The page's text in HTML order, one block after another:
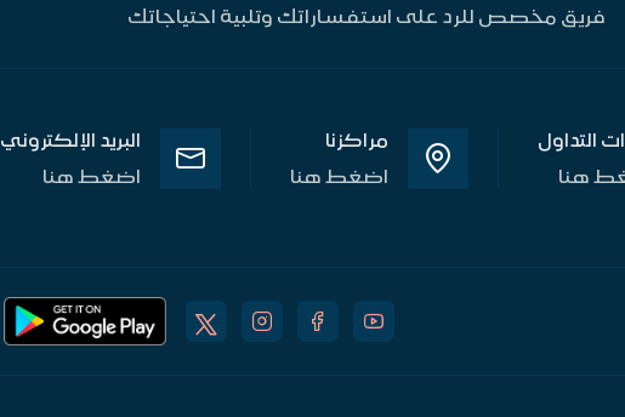
فريق مخصص للرد على استفساراتك وتلبية احتياجاتك
التداول
هنا
مراكزنا
اضغط هنا
البريد الإلكتروني
اضغط هنا